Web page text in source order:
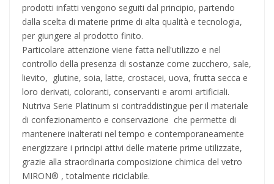
prodotti infatti vengono seguiti dal principio, partendo
dalla scelta di materie prime di alta qualità e tecnologia,
per giungere al prodotto finito.
Particolare attenzione viene fatta nell'utilizzo e nel
controllo della presenza di sostanze come zucchero, sale,
lievito, glutine, soia, latte, crostacei, uova, frutta secca e
loro derivati, coloranti, conservanti e aromi artificiali.
Nutriva Serie Platinum si contraddistingue per il materiale
di confezionamento e conservazione che permette di
mantenere inalterati nel tempo e contemporaneamente
energizzare i principi attivi delle materie prime utilizzate,
grazie alla straordinaria composizione chimica del vetro
MIRON® , totalmente riciclabile.